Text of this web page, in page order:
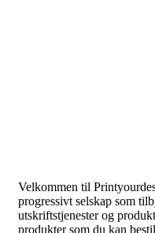
Velkommen til
progressivt selskap som
utskriftstjenester og
produkter som du kan